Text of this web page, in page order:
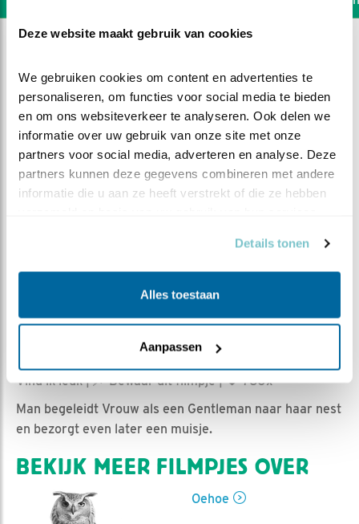
Deze website maakt gebruik van cookies
We gebruiken cookies om content en advertenties te
personaliseren, om functies voor social media te bieden
en om ons websiteverkeer te analyseren. Ook delen we
informatie over uw gebruik van onze site met onze
partners voor social media, adverteren en analyse. Deze
partners kunnen deze gegevens combineren met andere
informatie die u aan ze heeft verstrekt of die ze hebben
Details tonen
Alles toestaan
Aanpassen
DEEL DIT FILMPJE
Als een 'Gentleman'
Vind ik leuk| Bewaar dit filmpje|
760x
Man begeleidt Vrouw als een Gentleman naar haar nest
en bezorgt even later een muisje.
BEKIJK MEER FILMPJES OVER
Oehoe